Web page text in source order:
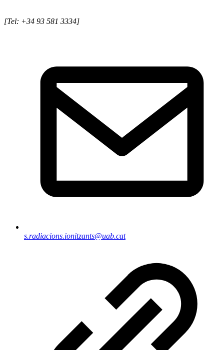
[Tel: +34 93 581 3334]
s.radiacions.ionitzants@uab.cat